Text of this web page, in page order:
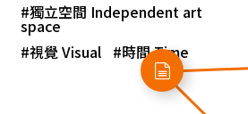
獨立空間 Independent art
space
視覺 Visual
時間 Time